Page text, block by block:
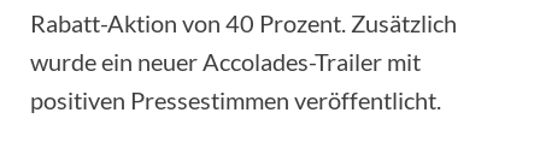
Rabatt-Aktion von 40 Prozent. Zusätzlich
wurde ein neuer Accolades-Trailer mit
positiven Pressestimmen veröffentlicht.